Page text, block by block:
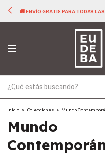
🚚 ENVÍO GRATIS PARA TODAS
Inicio > Colecciones > Mundo
Mundo